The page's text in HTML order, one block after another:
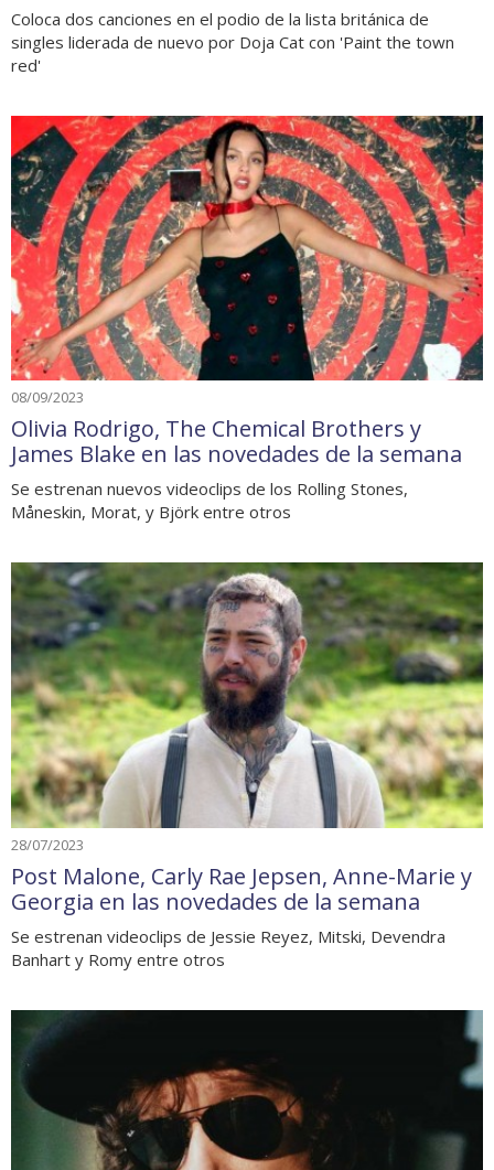
Coloca dos canciones en el podio de la lista británica de
singles liderada de nuevo por Doja Cat con 'Paint the town
red'
08/09/2023
Olivia Rodrigo, The Chemical Brothers y
James Blake en las novedades de la semana
Se estrenan nuevos videoclips de los Rolling Stones,
Måneskin, Morat, y Björk entre otros
28/07/2023
Post Malone, Carly Rae Jepsen, Anne-Marie y
Georgia en las novedades de la semana
Se estrenan videoclips de Jessie Reyez, Mitski, Devendra
Banhart y Romy entre otros